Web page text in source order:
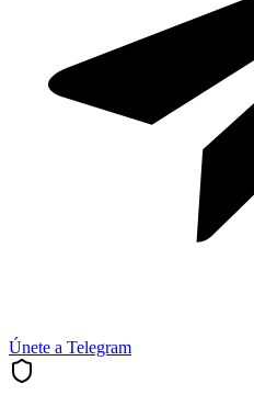
Únete a Telegram